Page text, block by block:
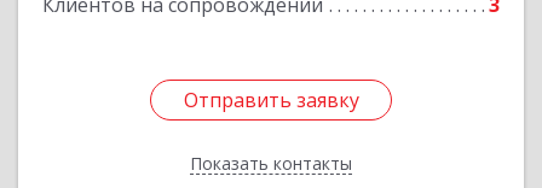
Отправить заявку
Показать контакты
Отправить заявку
Назад